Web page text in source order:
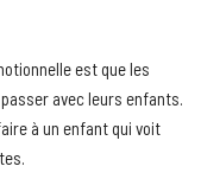
est que les
avec leurs enfants.
à un enfant qui voit